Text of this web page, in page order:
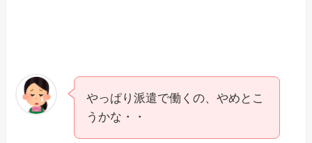
やっぱり派遣で働くの、やめとこ
うかな・・